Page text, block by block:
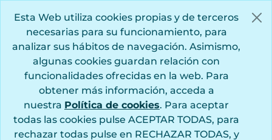
Esta Web utiliza cookies propias y de terceros
necesarias para su funcionamiento, para
analizar sus hábitos de navegación. Asimismo,
algunas cookies guardan relación con
funcionalidades ofrecidas en la web. Para
obtener más información, acceda a
nuestra Política de cookies. Para aceptar
todas las cookies pulse ACEPTAR TODAS, para
rechazar todas pulse en RECHAZAR TODAS, y